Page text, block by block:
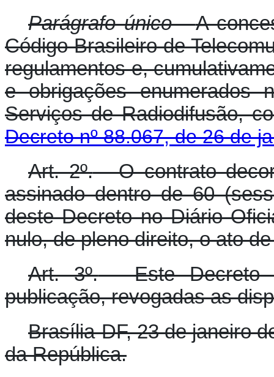
Parágrafo único -A
Código Brasileiro de
regulamentos e,
e obrigações enumerados
Serviços de Radiodifusão,
Decreto nº 88.067, de 26 de
Art. 2º.- O contrato
assinado dentro de 60
deste Decreto no Diário
nulo, de pleno direito, o ato
Art. 3º.- Este Decreto
publicação, revogadas as
Brasília-DF, 23 de janeiro
da República.